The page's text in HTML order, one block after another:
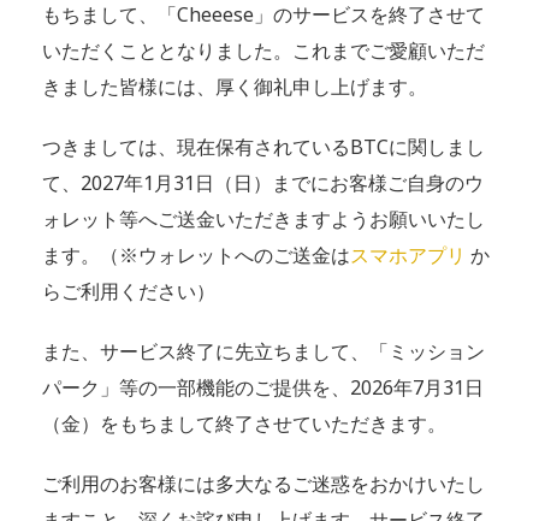
もちまして、「Cheeese」のサービスを終了させて
いただくこととなりました。これまでご愛顧いただ
きました皆様には、厚く御礼申し上げます。
つきましては、現在保有されているBTCに関しまし
て、2027年1月31日（日）までにお客様ご自身のウ
ォレット等へご送金いただきますようお願いいたし
ます。（※ウォレットへのご送金はスマホアプリ か
らご利用ください）
また、サービス終了に先立ちまして、「ミッション
パーク」等の一部機能のご提供を、2026年7月31日
（金）をもちまして終了させていただきます。
ご利用のお客様には多大なるご迷惑をおかけいたし